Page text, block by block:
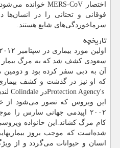
اختصار
MERS-CoV خوانده
فوقانی و تحتانی را در
سرماخوردگی‌های شایع هستند.
تاریخچه
سعودی کشف شد که به مرگ بیمار
که او نیز در گذشت و کشف بیماری
Protection Agency'sدر Colindale
این ویروس که تصور می‌شود از
شده‌است که موجب بروز
انسان و حیوانات می‌گردد و از